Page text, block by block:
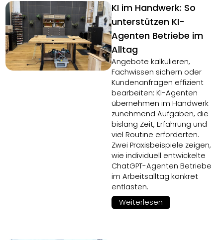
KI im Handwerk: So
unterstützen KI-
Agenten Betriebe im
Alltag
Angebote kalkulieren,
Fachwissen sichern oder
Kundenanfragen effizient
bearbeiten: KI-Agenten
übernehmen im Handwerk
zunehmend Aufgaben, die
bislang Zeit, Erfahrung und
viel Routine erforderten.
Zwei Praxisbeispiele zeigen,
wie individuell entwickelte
ChatGPT-Agenten Betriebe
im Arbeitsalltag konkret
entlasten.
Weiterlesen